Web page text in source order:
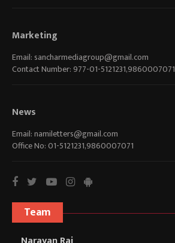
Marketing
Email: sancharmediagroup@gmail.com
Contact Number: 977-01-5121231,9860007071
News
Email:namiletters@gmail.com
Office No: 01-5121231,9860007071
Team